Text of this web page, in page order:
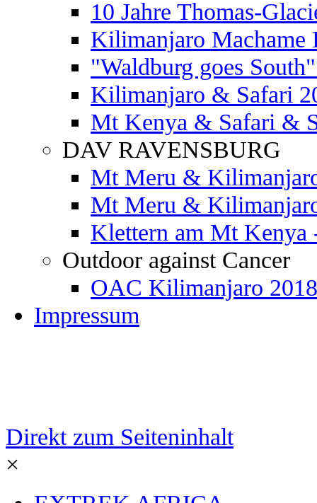
10 Jahre Thomas-
Kilimanjaro Machame
"Waldburg goes
Kilimanjaro & Safari
Mt Kenya & Safari &
DAV RAVENSBURG
Mt Meru &
Mt Meru &
Klettern am Mt
Outdoor against Cancer
OAC Kilimanjaro 2018
Impressum
Direkt zum Seiteninhalt
×